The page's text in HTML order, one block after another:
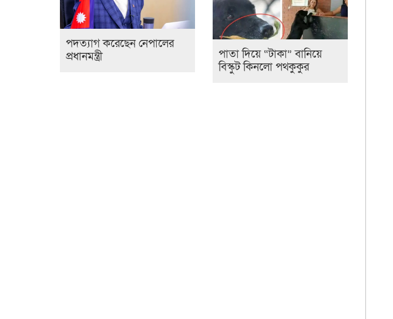
পদত্যাগ করেছেন নেপালের
প্রধানমন্ত্রী
পাতা দিয়ে “টাকা” বানিয়ে
বিস্কুট কিনলো পথকুকুর